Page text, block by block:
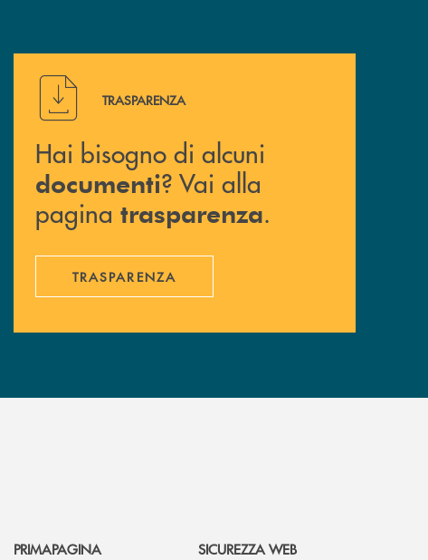
Hai bisogno di alcuni documenti ? Vai alla pagina
TRASPARENZA
Hai bisogno di alcuni
documenti? Vai alla
pagina trasparenza.
TRASPARENZA
PRIMAPAGINA
SICUREZZA WEB